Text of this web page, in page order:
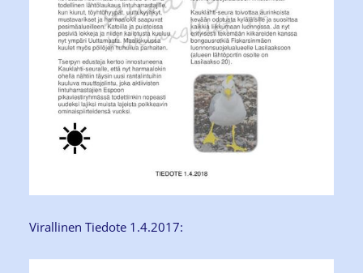
Virallinen Tiedote 1.4.2017: